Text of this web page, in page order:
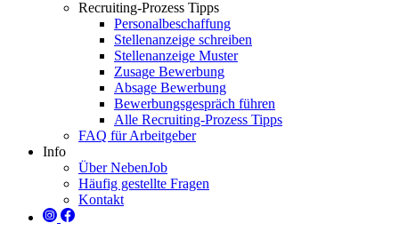
Recruiting-Prozess Tipps
Personalbeschaffung
Stellenanzeige schreiben
Stellenanzeige Muster
Zusage Bewerbung
Absage Bewerbung
Bewerbungsgespräch führen
Alle Recruiting-Prozess Tipps
FAQ für Arbeitgeber
Info
Über NebenJob
Häufig gestellte Fragen
Kontakt